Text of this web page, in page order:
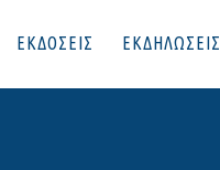
ΕΚΔΟΣΕΙΣ ΕΚΔΗΛΩΣΕΙΣ